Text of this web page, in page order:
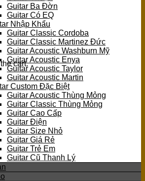
cart.
Guitar Ba Đờn
Guitar Có EQ
Nhập Khẩu
Guitar Classic Cordoba
Guitar Classic Martinez Đức
Guitar Acoustic Washburn Mỹ
Guitar Acoustic Enya
Guitar Acoustic Taylor
Guitar Acoustic Martin
Custom Đặc Biệt
Guitar Acoustic Thùng Mỏng
Guitar Classic Thùng Mỏng
Guitar Cao Cấp
Guitar Điện
Guitar Size Nhỏ
Guitar Giá Rẻ
Guitar Trẻ Em
Guitar Cũ Thanh Lý